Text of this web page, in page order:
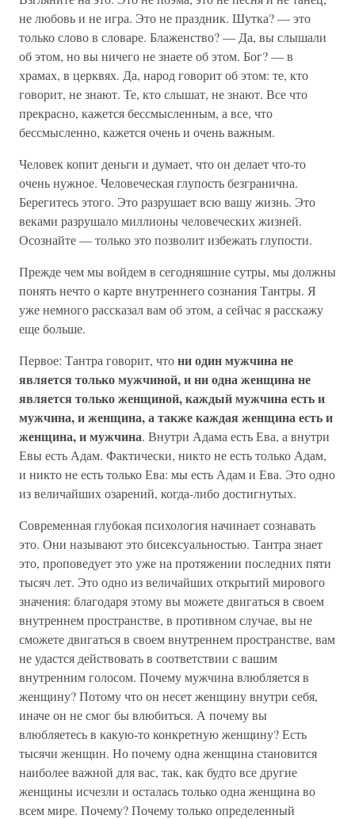
не любовь и не игра. Это не праздник. Шутка? — это
только слово в словаре. Блаженство? — Да, вы слышали
об этом, но вы ничего не знаете об этом. Бог? — в
храмах, в церквях. Да, народ говорит об этом: те, кто
говорит, не знают. Те, кто слышат, не знают. Все что
прекрасно, кажется бессмысленным, а все, что
бессмысленно, кажется очень и очень важным.
Человек копит деньги и думает, что он делает что-то
очень нужное. Человеческая глупость безгранична.
Берегитесь этого. Это разрушает всю вашу жизнь. Это
веками разрушало миллионы человеческих жизней.
Осознайте — только это позволит избежать глупости.
Прежде чем мы войдем в сегодняшние сутры, мы должны
понять нечто о карте внутреннего сознания Тантры. Я
уже немного рассказал вам об этом, а сейчас я расскажу
еще больше.
Первое: Тантра говорит, чтони один мужчина не
является только мужчиной, и ни одна женщина не
является только женщиной, каждый мужчина есть и
мужчина, и женщина, а также каждая женщина есть и
женщина, и мужчина. Внутри Адама есть Ева, а внутри
Евы есть Адам. Фактически, никто не есть только Адам,
и никто не есть только Ева: мы есть Адам и Ева. Это одно
из величайших озарений, когда-либо достигнутых.
Современная глубокая психология начинает сознавать
это. Они называют это бисексуальностью. Тантра знает
это, проповедует это уже на протяжении последних пяти
тысяч лет. Это одно из величайших открытий мирового
значения: благодаря этому вы можете двигаться в своем
внутреннем пространстве, в противном случае, вы не
сможете двигаться в своем внутреннем пространстве, вам
не удастся действовать в соответствии с вашим
внутренним голосом. Почему мужчина влюбляется в
женщину? Потому что он несет женщину внутри себя,
иначе он не смог бы влюбиться. А почему вы
влюбляетесь в какую-то конкретную женщину? Есть
тысячи женщин. Но почему одна женщина становится
наиболее важной для вас, так, как будто все другие
женщины исчезли и осталась только одна женщина во
всем мире. Почему? Почему только определенный